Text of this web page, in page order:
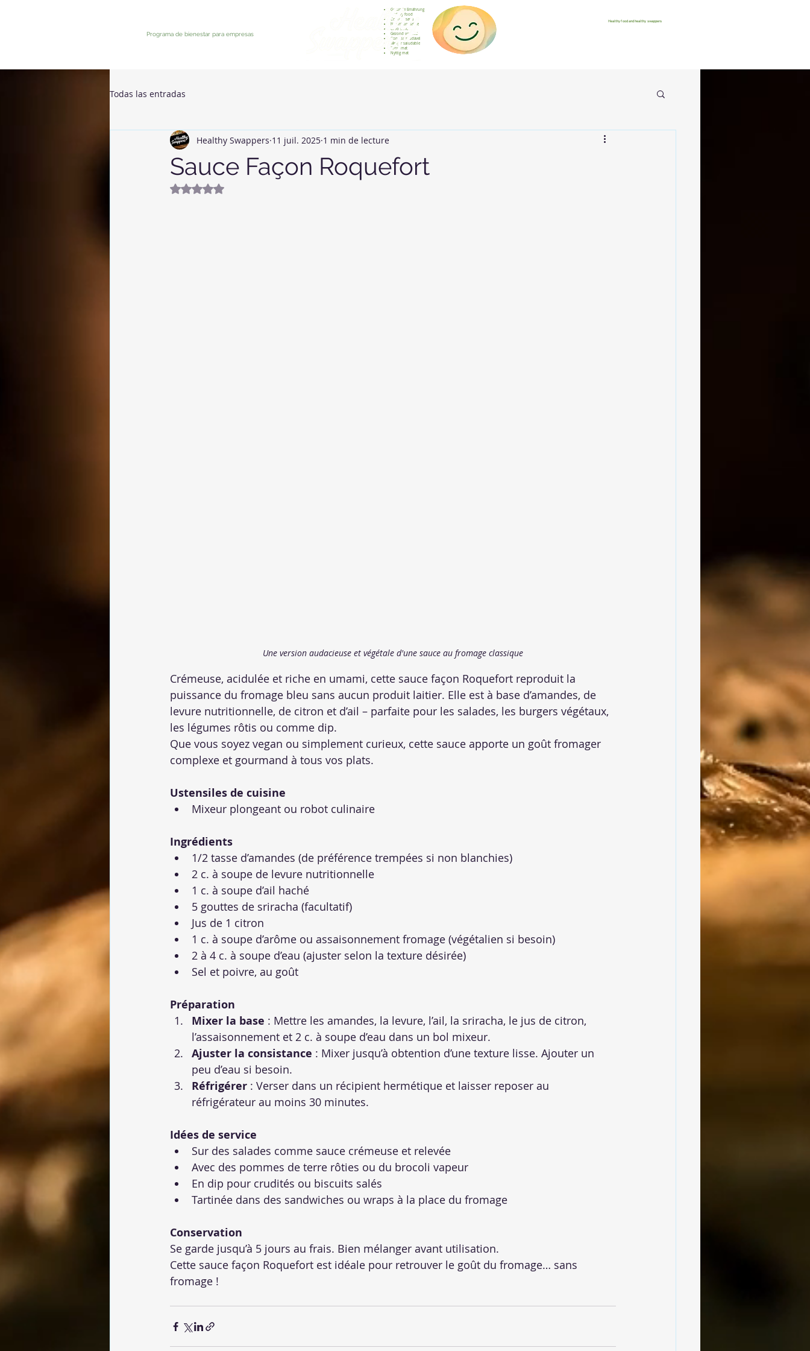
Programa de bienestar para empresas
Gesunde Ernährung
Healthy food
Comida sana
Nourriture saine
Cibo sano
Gezond voedsel
Comida saudável
Menjar saludable
Sunn mat
Nyttig mat
Healthy food and healthy swappers
Todas las entradas
Sauce Façon Roquefort
Healthy Swappers 11 juil. 2025 1 min de lecture
Noté NaN étoiles sur 5.
Une version audacieuse et végétale d'une sauce au fromage classique
Crémeuse, acidulée et riche en umami, cette sauce façon Roquefort reproduit la
puissance du fromage bleu sans aucun produit laitier. Elle est à base d’amandes, de
levure nutritionnelle, de citron et d’ail – parfaite pour les salades, les burgers végétaux,
les légumes rôtis ou comme dip.
Que vous soyez vegan ou simplement curieux, cette sauce apporte un goût fromager
complexe et gourmand à tous vos plats.
Ustensiles de cuisine
Mixeur plongeant ou robot culinaire
Ingrédients
1/2 tasse d’amandes (de préférence trempées si non blanchies)
2 c. à soupe de levure nutritionnelle
1 c. à soupe d’ail haché
5 gouttes de sriracha (facultatif)
Jus de 1 citron
1 c. à soupe d’arôme ou assaisonnement fromage (végétalien si besoin)
2 à 4 c. à soupe d’eau (ajuster selon la texture désirée)
Sel et poivre, au goût
Préparation
Mixer la base : Mettre les amandes, la levure, l’ail, la sriracha, le jus de citron,
l’assaisonnement et 2 c. à soupe d’eau dans un bol mixeur.
Ajuster la consistance : Mixer jusqu’à obtention d’une texture lisse. Ajouter un
peu d’eau si besoin.
Réfrigérer : Verser dans un récipient hermétique et laisser reposer au
réfrigérateur au moins 30 minutes.
Idées de service
Sur des salades comme sauce crémeuse et relevée
Avec des pommes de terre rôties ou du brocoli vapeur
En dip pour crudités ou biscuits salés
Tartinée dans des sandwiches ou wraps à la place du fromage
Conservation
Se garde jusqu’à 5 jours au frais. Bien mélanger avant utilisation.
Cette sauce façon Roquefort est idéale pour retrouver le goût du fromage… sans
fromage !